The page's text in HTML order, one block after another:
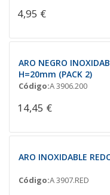
4,95 €
ARO NEGRO
H=20mm (PACK 2)
Código:A 3906.200
14,45 €
ARO INOXIDABLE
Código:A 3907.RED